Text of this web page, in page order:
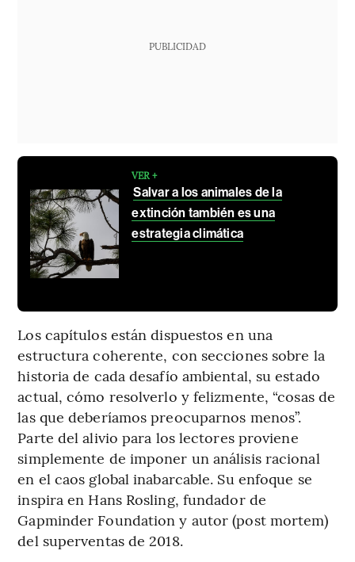
PUBLICIDAD
VER +
Salvar a los animales de la
extinción también es una
estrategia climática
Los capítulos están dispuestos en una
estructura coherente, con secciones sobre la
historia de cada desafío ambiental, su estado
actual, cómo resolverlo y felizmente, “cosas de
las que deberíamos preocuparnos menos”.
Parte del alivio para los lectores proviene
simplemente de imponer un análisis racional
en el caos global inabarcable. Su enfoque se
inspira en Hans Rosling, fundador de
Gapminder Foundation y autor (post mortem)
del superventas de 2018.